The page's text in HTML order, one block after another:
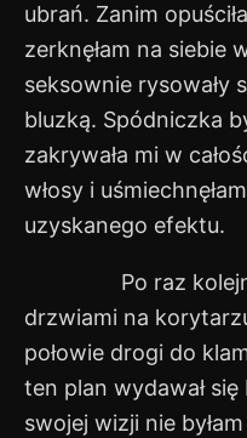
ubrań. Zanim
zerknęłam na siebie
seksownie rysowały
bluzką. Spódniczka
zakrywała mi w
włosy i
uzyskanego efektu.
Po raz kolejny
drzwiami na
połowie drogi do
ten plan wydawał
swojej wizji nie